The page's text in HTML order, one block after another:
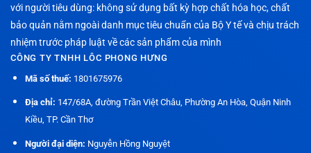
với người tiêu dùng: không sử dụng bất kỳ hợp chất hóa học, chất
bảo quản nằm ngoài danh mục tiêu chuẩn của Bộ Y tế và chịu trách
nhiệm trước pháp luật về các sản phẩm của mình
CÔNG TY TNHH LÔC PHONG HƯNG
Mã số thuế: 1801675976
Địa chỉ: 147/68A, đường Trần Việt Châu, Phường An Hòa, Quận Ninh
Kiều, TP. Cần Thơ
Người đại diện: Nguyễn Hồng Nguyệt